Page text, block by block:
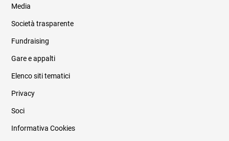
Informazioni legali e trasparenza
Media
Società trasparente
Fundraising
Gare e appalti
Elenco siti tematici
Privacy
Soci
Informativa Cookies